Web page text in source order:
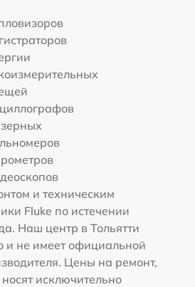
и техническим
Fluke по истечении
Наш центр в Тольятти
и не имеет официальной
Цены на ремонт,
исключительно